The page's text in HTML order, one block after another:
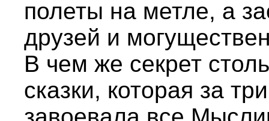
полеты на метле, а
друзей и
В чем же секрет
сказки, которая за